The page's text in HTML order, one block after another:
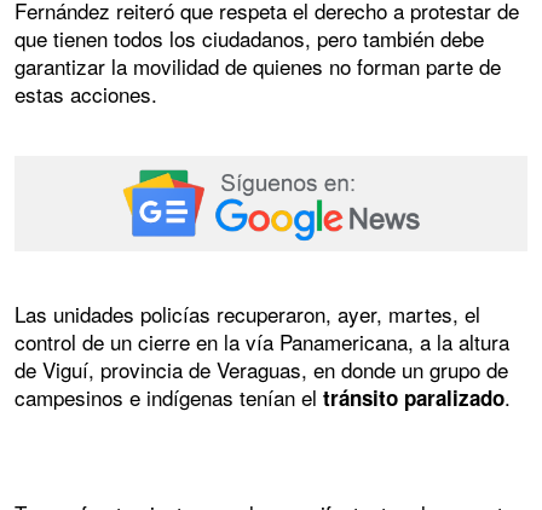
Fernández reiteró que respeta el derecho a protestar de
que tienen todos los ciudadanos, pero también debe
garantizar la movilidad de quienes no forman parte de
estas acciones.
Las unidades policías recuperaron, ayer, martes, el
control de un cierre en la vía Panamericana, a la altura
de Viguí, provincia de Veraguas, en donde un grupo de
campesinos e indígenas tenían el tránsito paralizado.